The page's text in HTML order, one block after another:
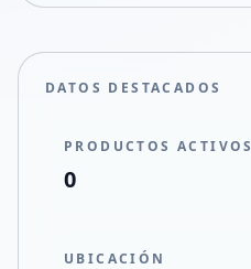
DATOS DESTACADOS
PRODUCTOS ACTIVOS
0
UBICACIÓN